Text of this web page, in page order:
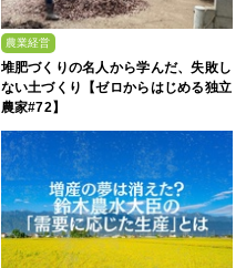
農業経営
堆肥づくりの名人から学んだ、失敗し
ない土づくり【ゼロからはじめる独立
農家#72】